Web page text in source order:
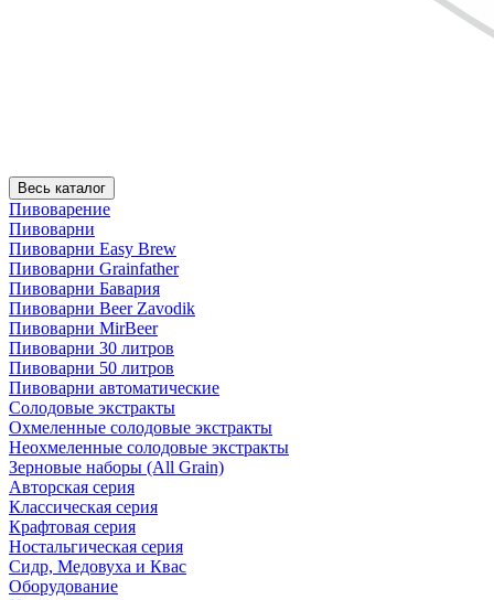
Весь каталог
Пивоварение
Пивоварни
Пивоварни Easy Brew
Пивоварни Grainfather
Пивоварни Бавария
Пивоварни Beer Zavodik
Пивоварни MirBeer
Пивоварни 30 литров
Пивоварни 50 литров
Пивоварни автоматические
Солодовые экстракты
Охмеленные солодовые экстракты
Неохмеленные солодовые экстракты
Зерновые наборы (All Grain)
Авторская серия
Классическая серия
Крафтовая серия
Ностальгическая серия
Сидр, Медовуха и Квас
Оборудование